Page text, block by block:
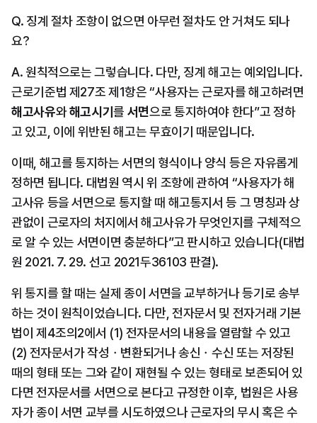
Q. 징계 절차 조항이 없으면 아무런 절차도 안 거쳐도 되나
요?
A. 원칙적으로는 그렇습니다. 다만, 징계 해고는 예외입니다.
해고사유와 해고시기를 서면으로 통지하여야 한다”고 정하
고 있고, 이에 위반된 해고는 무효이기 때문입니다.
이때, 해고를 통지하는 서면의 형식이나 양식 등은 자유롭게
정하면 됩니다. 대법원 역시 위 조항에 관하여 “사용자가 해
고사유 등을 서면으로 통지할 때 해고통지서 등 그 명칭과 상
관없이 근로자의 처지에서 해고사유가 무엇인지를 구체적으
로 알 수 있는 서면이면 충분하다”고 판시하고 있습니다(대법
원 2021. 7. 29. 선고 2021두36103 판결).
위 통지를 할 때는 실제 종이 서면을 교부하거나 등기로 송부
하는 것이 원칙이었습니다. 다만, 전자문서 및 전자거래 기본
법이 제4조의2에서 (1) 전자문서의 내용을 열람할 수 있고
(2) 전자문서가 작성ㆍ변환되거나 송신ㆍ수신 또는 저장된
때의 형태 또는 그와 같이 재현될 수 있는 형태로 보존되어 있
다면 전자문서를 서면으로 본다고 규정한 이후, 법원은 사용
자가 종이 서면 교부를 시도하였으나 근로자의 무시 혹은 수